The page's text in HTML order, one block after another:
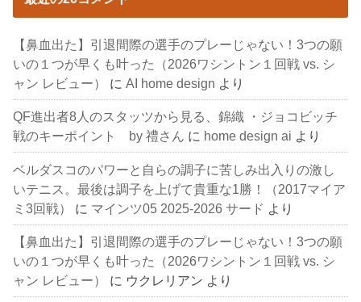
【鼻血出た】引退間際の選手のプレーじゃない！3つの願
いの１つが早くも叶った（2026ワシントン１回戦 vs. シ
ャン レビュー）
にAI home design より
QF進出者8人のスタッツから見る、錦織 ・ジョコビッチ
戦のキーポイント by 禮さん に home design ai より
ベルダスコのパワーと自らの調子に苦しみ出入りの激し
いテニス。最後は調子を上げて貴重な1勝！（2017マイア
ミ3回戦）
に マインツ05 2025-2026 サード より
【鼻血出た】引退間際の選手のプレーじゃない！3つの願
いの１つが早くも叶った（2026ワシントン１回戦 vs. シ
ャン レビュー）
に ウクレリアン より